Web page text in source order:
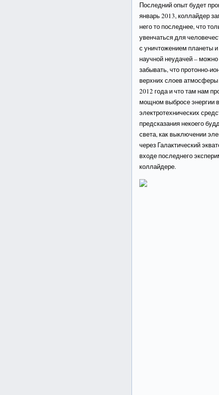
Последний опыт будет
январь 2013, коллайдер
него то последнее, что
увенчаться для
с уничтожением планеты
научной неудачей –
забывать, что протонно-
верхних слоев атмосферы
2012 года и что там нам
мощном выбросе энергии
электротехнических
предсказания некоего
света, как выключении
через Галактический
входе последнего
коллайдере.